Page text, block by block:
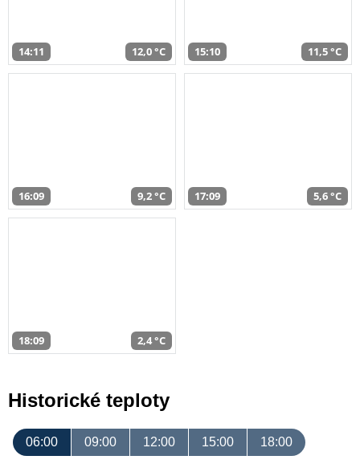
14:11 12,0 °C 15:10 11,5 °C
16:09 9,2 °C 17:09 5,6 °C
18:09 2,4 °C
Historické teploty
06:00 09:00 12:00 15:00 18:00